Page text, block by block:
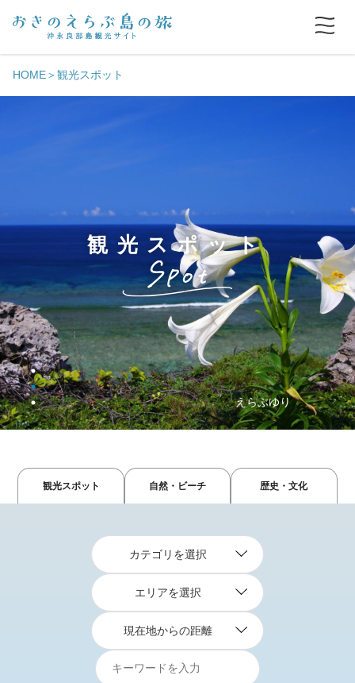
HOME 観光スポット
観光スポット
ビーチ
えらぶゆり
観光スポット 自然・ビーチ 歴史・文化
カテゴリを選択
エリアを選択
現在地からの距離